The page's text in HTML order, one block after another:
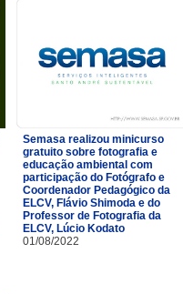
Semasa realizou minicurso
gratuito sobre fotografia e
educação ambiental com
participação do Fotógrafo e
Coordenador Pedagógico da
ELCV, Flávio Shimoda e do
Professor de Fotografia da
ELCV, Lúcio Kodato
01/08/2022